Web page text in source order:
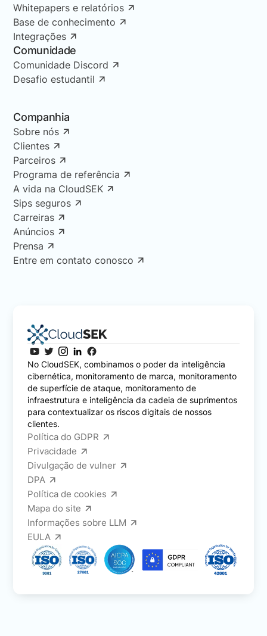
Whitepapers e relatórios
Base de conhecimento
Integrações
Comunidade
Comunidade Discord
Desafio estudantil
Companhia
Sobre nós
Clientes
Parceiros
Programa de referência
A vida na CloudSEK
Sips seguros
Carreiras
Anúncios
Prensa
Entre em contato conosco
No CloudSEK, combinamos o poder da inteligência
cibernética, monitoramento de marca, monitoramento
de superfície de ataque, monitoramento de
infraestrutura e inteligência da cadeia de suprimentos
para contextualizar os riscos digitais de nossos
clientes.
Política do GDPR
Privacidade
Divulgação de vulner
DPA
Política de cookies
Mapa do site
Informações sobre LLM
EULA